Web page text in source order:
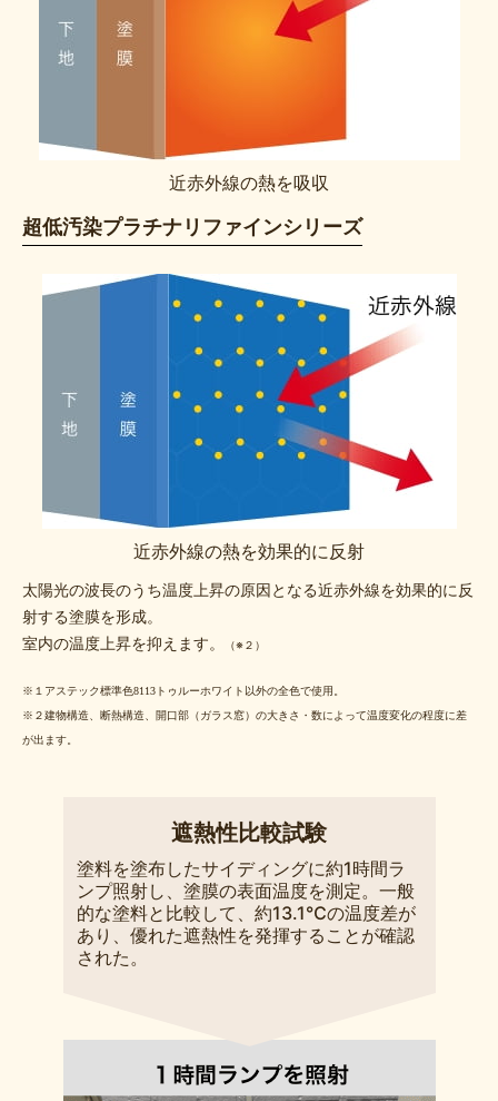
近赤外線の熱を吸収
超低汚染プラチナリファインシリーズ
近赤外線の熱を効果的に反射
太陽光の波長のうち温度上昇の原因となる近赤外線を効果的に反
射する塗膜を形成。
室内の温度上昇を抑えます。
（※２）
※１アステック標準色8113トゥルーホワイト以外の全色で使用。
※２建物構造、断熱構造、開口部（ガラス窓）の大きさ・数によって温度変化の程度に差
が出ます。
遮熱性比較試験
塗料を塗布したサイディングに約1時間ラ
ンプ照射し、塗膜の表面温度を測定。一般
的な塗料と比較して、約13.1℃の温度差が
あり、優れた遮熱性を発揮することが確認
された。